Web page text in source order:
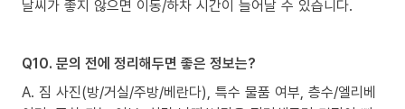
날씨가 좋지 않으면 이동/하차 시간이 늘어날 수 있습니다.
Q10. 문의 전에 정리해두면 좋은 정보는?
A. 짐 사진(방/거실/주방/베란다), 특수 물품 여부, 층수/엘리베